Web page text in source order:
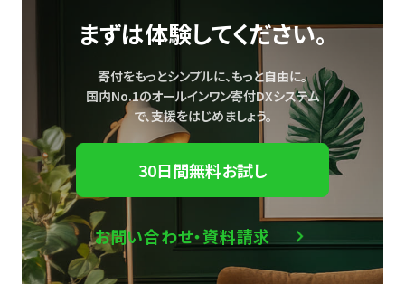
まずは体験してください。
寄付をもっとシンプルに、もっと自由に。
国内No.1のオールインワン寄付DXシステム
で、支援をはじめましょう。
30日間無料お試し
お問い合わせ・資料請求